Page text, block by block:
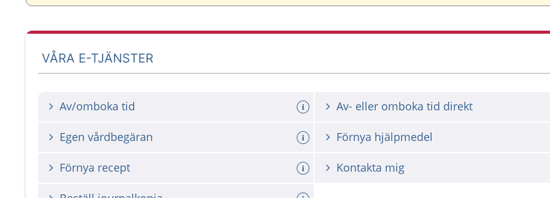
VÅRA E-TJÄNSTER
Av/omboka tid Av- eller omboka tid direkt
Egen vårdbegäran Förnya hjälpmedel
Förnya recept Kontakta mig